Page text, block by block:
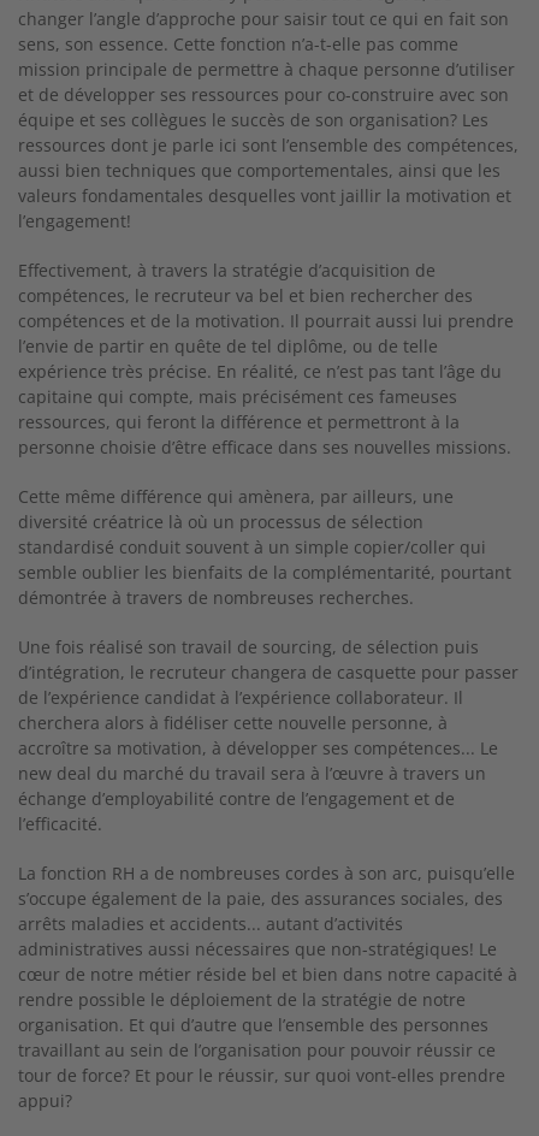
changer l’angle d’approche pour saisir tout ce qui en fait son
sens, son essence. Cette fonction n’a-t-elle pas comme
mission principale de permettre à chaque personne d’utiliser
et de développer ses ressources pour co-construire avec son
équipe et ses collègues le succès de son organisation? Les
ressources dont je parle ici sont l’ensemble des compétences,
aussi bien techniques que comportementales, ainsi que les
valeurs fondamentales desquelles vont jaillir la motivation et
l’engagement!
Effectivement, à travers la stratégie d’acquisition de
compétences, le recruteur va bel et bien rechercher des
compétences et de la motivation. Il pourrait aussi lui prendre
l’envie de partir en quête de tel diplôme, ou de telle
expérience très précise. En réalité, ce n’est pas tant l’âge du
capitaine qui compte, mais précisément ces fameuses
ressources, qui feront la différence et permettront à la
personne choisie d’être efficace dans ses nouvelles missions.
Cette même différence qui amènera, par ailleurs, une
diversité créatrice là où un processus de sélection
standardisé conduit souvent à un simple copier/coller qui
semble oublier les bienfaits de la complémentarité, pourtant
démontrée à travers de nombreuses recherches.
Une fois réalisé son travail de sourcing, de sélection puis
d’intégration, le recruteur changera de casquette pour passer
de l’expérience candidat à l’expérience collaborateur. Il
cherchera alors à fidéliser cette nouvelle personne, à
accroître sa motivation, à développer ses compétences... Le
new deal du marché du travail sera à l’œuvre à travers un
échange d’employabilité contre de l’engagement et de
l’efficacité.
La fonction RH a de nombreuses cordes à son arc, puisqu’elle
s’occupe également de la paie, des assurances sociales, des
arrêts maladies et accidents... autant d’activités
administratives aussi nécessaires que non-stratégiques! Le
cœur de notre métier réside bel et bien dans notre capacité à
rendre possible le déploiement de la stratégie de notre
organisation. Et qui d’autre que l’ensemble des personnes
travaillant au sein de l’organisation pour pouvoir réussir ce
tour de force? Et pour le réussir, sur quoi vont-elles prendre
appui?